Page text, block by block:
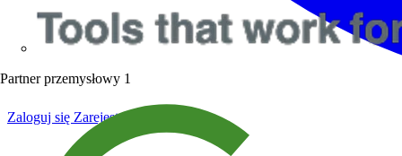
Partner przemysłowy 1
Zaloguj się Zarejestruj się